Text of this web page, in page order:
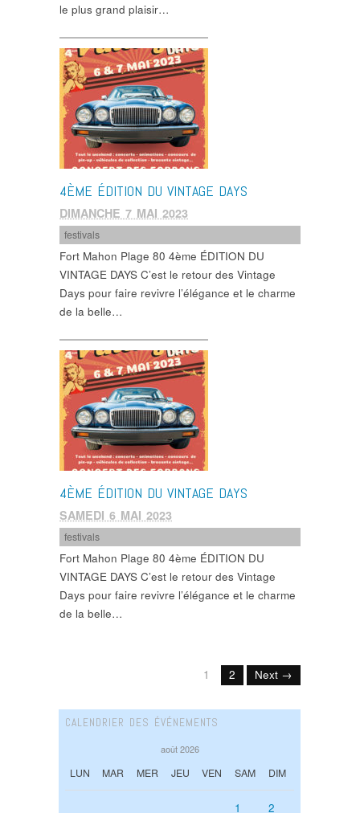
le plus grand plaisir…
4ÈME ÉDITION DU VINTAGE DAYS
DIMANCHE 7 MAI 2023
festivals
Fort Mahon Plage 80 4ème ÉDITION DU
VINTAGE DAYS C’est le retour des Vintage
Days pour faire revivre l’élégance et le charme
de la belle…
4ÈME ÉDITION DU VINTAGE DAYS
SAMEDI 6 MAI 2023
festivals
Fort Mahon Plage 80 4ème ÉDITION DU
VINTAGE DAYS C’est le retour des Vintage
Days pour faire revivre l’élégance et le charme
de la belle…
1 2 Next →
CALENDRIER DES ÉVÉNEMENTS
août 2026
LUN MAR MER JEU VEN SAM DIM
1 2